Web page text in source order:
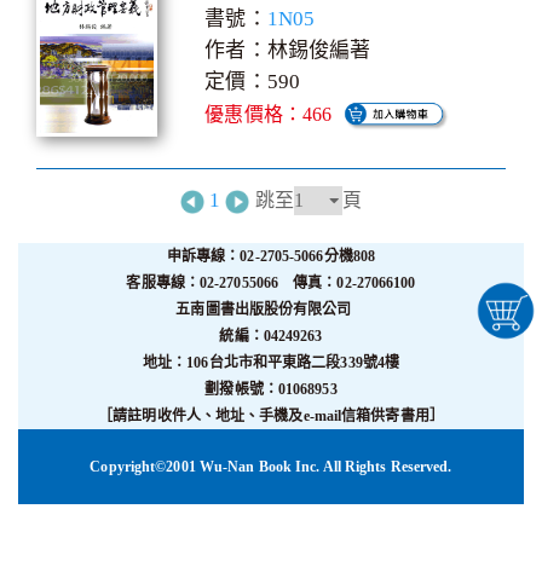
書號： 1N05
作者：林錫俊編著
定價：590
優惠價格：466
1 跳至 頁
申訴專線：02-2705-5066分機808
客服專線：02-27055066 傳真：02-27066100
五南圖書出版股份有限公司
統編：04249263
地址：106台北市和平東路二段339號4樓
劃撥帳號：01068953
［請註明收件人、地址、手機及e-mail信箱供寄書用］
Copyright©2001 Wu-Nan Book Inc. All Rights Reserved.